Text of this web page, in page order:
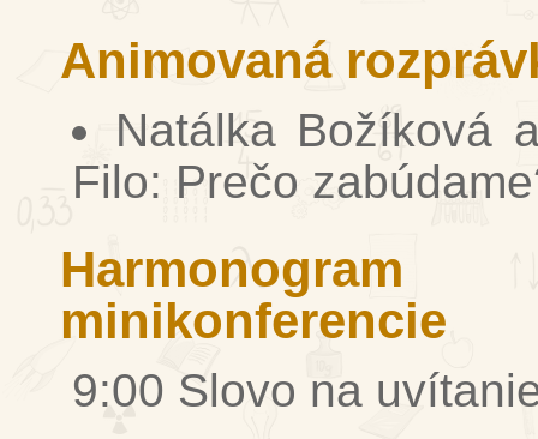
Animovaná
Natálka Božíková
Filo: Prečo
Harmonogram
minikonferencie
9:00 Slovo na